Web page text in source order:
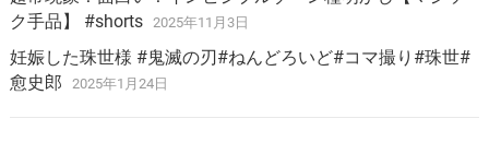
ク手品】 #shorts
2025年11月3日
妊娠した珠世様 #鬼滅の刃#ねんどろいど#コマ撮り#珠世#
愈史郎
2025年1月24日